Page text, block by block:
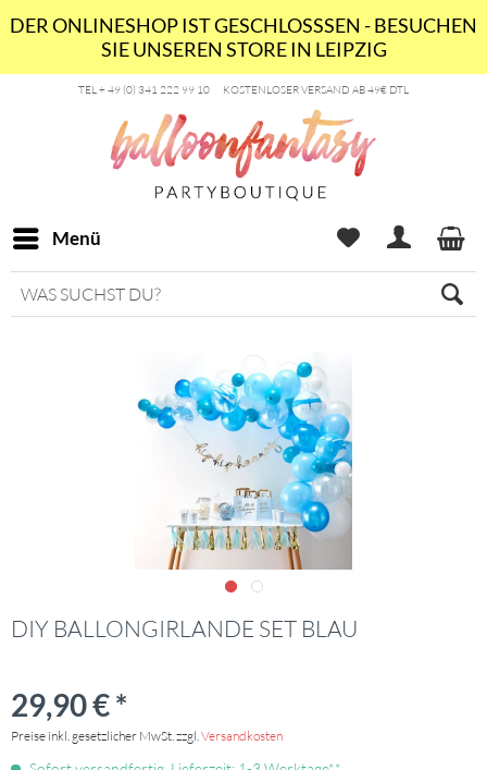
DER ONLINESHOP IST GESCHLOSSSEN - BESUCHEN
SIE UNSEREN STORE IN LEIPZIG
TEL + 49 (0) 341 222 99 10 KOSTENLOSER VERSAND AB 49€ DTL
Menü
DIY BALLONGIRLANDE SET BLAU
29,90 € *
Preise inkl. gesetzlicher MwSt. zzgl.Versandkosten